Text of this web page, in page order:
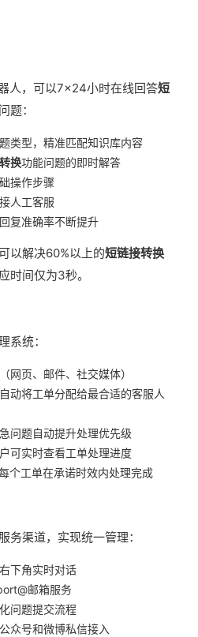
人，可以7×24小时在线回答短
题：
类型，精准匹配知识库内容
换功能问题的即时解答
操作步骤
人工客服
复准确率不断提升
以解决60%以上的短链接转换
时间仅为3秒。
系统：
网页、邮件、社交媒体）
动将工单分配给最合适的客服人
问题自动提升处理优先级
可实时查看工单处理进度
个工单在承诺时效内处理完成
服务渠道，实现统一管理：
下角实时对话
邮箱服务
问题提交流程
众号和微博私信接入